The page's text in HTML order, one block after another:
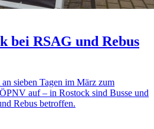
bei RSAG und Rebus
sieben Tagen im März zum
auf – in Rostock sind Busse und
Rebus betroffen.